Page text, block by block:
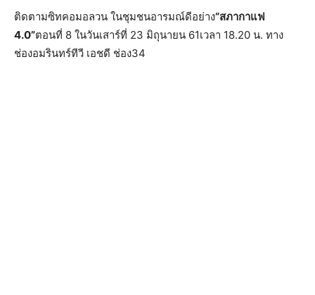
ติดตามซิทคอมอลวน ในชุมชนอารมณ์ดีอย่าง“สภากาแฟ
4.0”ตอนที่ 8 ในวันเสาร์ที่ 23 มิถุนายน 61เวลา 18.20 น. ทาง
ช่องอมรินทร์ทีวี เอชดี ช่อง34